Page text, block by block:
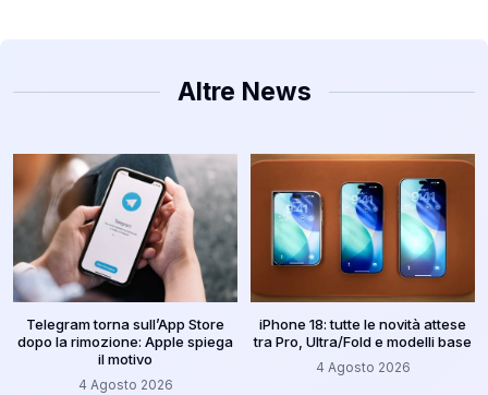
Altre News
Telegram torna sull’App Store
dopo la rimozione: Apple spiega
il motivo
4 Agosto 2026
iPhone 18: tutte le novità attese
tra Pro, Ultra/Fold e modelli base
4 Agosto 2026